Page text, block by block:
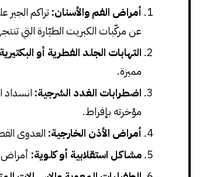
أمراض الفم والأسنان:تراكم
عن مركّبات الكبريت الطيّارة التي
التهابات الجلد الفطرية أو
مميزة.
اضطرابات الغدد الشرجية: انسداد
مؤخرته بإفراط.
أمراض الأذن الخارجية: العدوى
مشاكل استقلابية أو كلوية: أمراض